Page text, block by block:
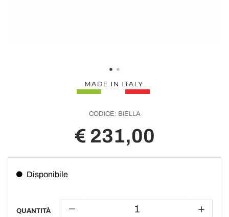
CODICE: BIELLA
€ 231,00
Disponibile
QUANTITÀ